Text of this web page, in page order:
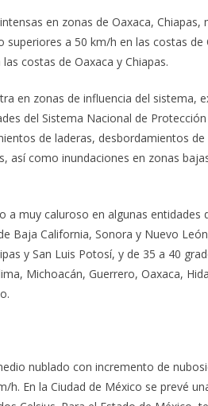
en zonas de Oaxaca, Chiapas,
a 50 km/h en las costas de
costas de Oaxaca y Chiapas.
en zonas de influencia del sistema,
del Sistema Nacional de
de laderas, desbordamientos
así como inundaciones en zonas
muy caluroso en algunas entidades
Baja California, Sonora y Nuevo
y San Luis Potosí, y de 35 a 40
Michoacán, Guerrero, Oaxaca,
nublado con incremento de
h. En la Ciudad de México se prevé